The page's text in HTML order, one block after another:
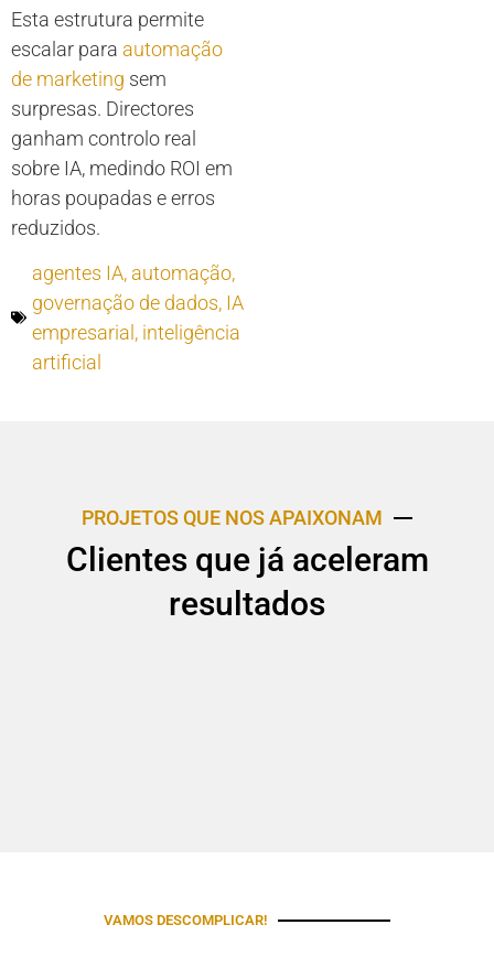
Esta estrutura permite
escalar para automação
de marketing sem
surpresas. Directores
ganham controlo real
sobre IA, medindo ROI em
horas poupadas e erros
reduzidos.
agentes IA, automação,
governação de dados, IA
empresarial , inteligência
artificial
PROJETOS QUE NOS APAIXONAM
Clientes que já aceleram
resultados
VAMOS DESCOMPLICAR!